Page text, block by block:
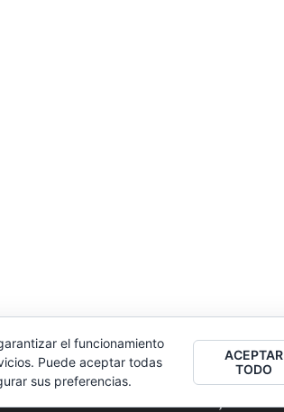
2026 Colectivo Burbuja
el funcionamiento
Puede aceptar todas
sus preferencias.
ACEPTAR
TODO